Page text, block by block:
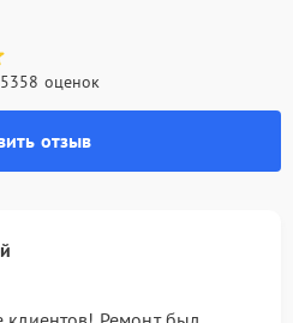
5358 оценок
отзыв